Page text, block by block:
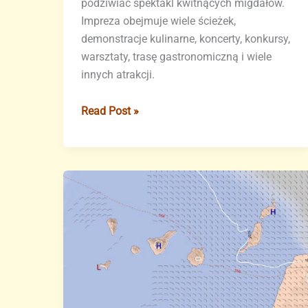
podziwiać spektakl kwitnących migdałów.
Impreza obejmuje wiele ścieżek,
demonstracje kulinarne, koncerty, konkursy,
warsztaty, trasę gastronomiczną i wiele
innych atrakcji.
Program
wokół
drzew
migdałowych
powraca
(PROGRAM)
Read Post »